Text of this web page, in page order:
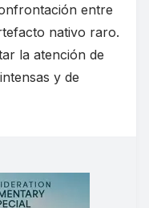
entre
nativo raro.
la atención de
y de